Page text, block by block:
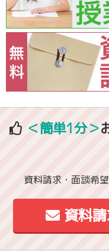
＜簡単1分＞
資料請求・面談希
資料請